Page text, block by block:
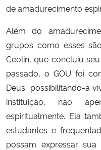
de amadurecimento
Além do
grupos como esses
Ceolin, que concluiu
passado, o GOU foi
Deus” possibilitando-a
instituição, não
espiritualmente. Ela
estudantes e
possam expressar sua